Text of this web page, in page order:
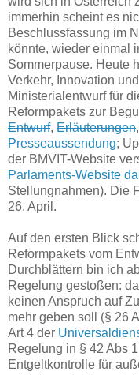
immerhin scheint es
Beschlussfassung im
könnte, wieder einmal
Sommerpause. Heute
Verkehr, Innovation
Ministerialentwurf für
Reformpakets zur
Entwurf, Erläuterungen,
Presseaussendung;
der BMVIT-Website
Parlaments-Website
Stellungnahmen). Die
26. April.
Auf den ersten Blick
Reformpakets vom
Durchblättern bin ich
Regelung gestoßen:
keinen Anspruch auf
mehr geben soll (§ 26
Art 4 der
Regelung in § 42 Abs
Entgeltkontrolle für